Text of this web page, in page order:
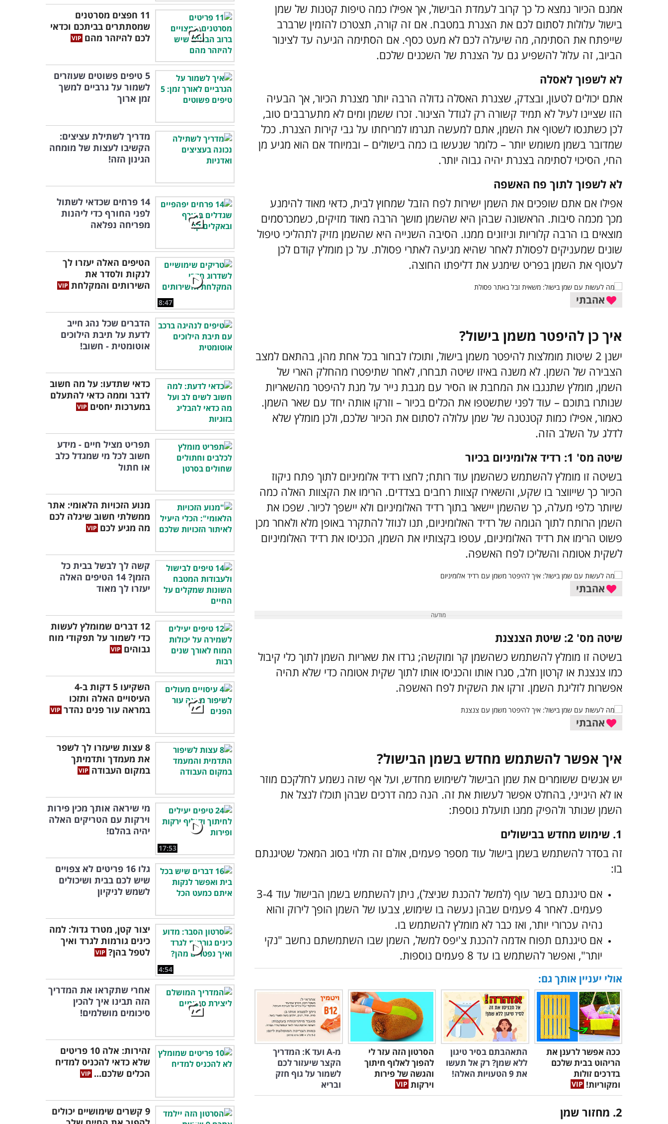
אמנם הכיור נמצא כל כך קרוב לעמדת הבישול, אך אפילו כמה טיפות קטנות של שמן
בישול עלולות לסתום לכם את הצנרת במטבח. אם זה קורה, תצטרכו להזמין שרברב
שייפתח את הסתימה, מה שיעלה לכם לא מעט כסף. אם הסתימה הגיעה עד לצינור
הביוב, זה עלול להשפיע גם על הצנרת של השכנים שלכם.
לא לשפוך לאסלה
אתם יכולים לטעון, ובצדק, שצנרת האסלה גדולה הרבה יותר מצנרת הכיור, אך הבעיה
הזו שציינו לעיל לא תמיד קשורה רק לגודל הצינור. זכרו ששמן ומים לא מתערבבים טוב,
לכן כשתנסו לשטוף את השמן, אתם למעשה תגרמו למריחתו על גבי קירות הצנרת. ככל
שמדובר בשמן משומש יותר – כלומר שנעשו בו כמה בישולים – ובמיוחד אם הוא מגיע מן
החי, הסיכוי לסתימה בצנרת יהיה גבוה יותר.
לא לשפוך לתוך פח האשפה
אפילו אם אתם שופכים את השמן ישירות לפח הזבל שמחוץ לבית, כדאי מאוד להימנע
מכך מכמה סיבות. הראשונה שבהן היא שהשמן מושך הרבה מאוד מזיקים, כשמכרסמים
מוצאים בו הרבה קלוריות וניזונים ממנו. הסיבה השנייה היא שהשמן מזיק לתהליכי טיפול
שונים שמעניקים לפסולת לאחר שהיא מגיעה לאתרי פסולת. על כן מומלץ קודם לכן
לעטוף את השמן בפריט שימנע את דליפתו החוצה.
אהבתי
איך כן להיפטר משמן בישול?
ישנן 2 שיטות מומלצות להיפטר משמן בישול, ותוכלו לבחור בכל אחת מהן, בהתאם למצב
הצבירה של השמן. לא משנה באיזו שיטה תבחרו, לאחר שתיפטרו מהחלק הארי של
השמן, מומלץ שתנגבו את המחבת או הסיר עם מגבת נייר על מנת להיפטר מהשאריות
שנותרו בתוכם – עוד לפני שתשטפו את הכלים בכיור – וזרקו אותה יחד עם שאר השמן.
כאמור, אפילו כמות קטנטנה של שמן עלולה לסתום את הכיור שלכם, ולכן מומלץ שלא
לדלג על השלב הזה.
שיטה מס' 1: רדיד אלומיניום בכיור
בשיטה זו מומלץ להשתמש כשהשמן עוד רותח; לחצו רדיד אלומיניום לתוך פתח ניקוז
הכיור כך שייווצר בו שקע, והשאירו קצוות רחבים בצדדים. הרימו את הקצוות האלה כמה
שיותר כלפי מעלה, כך שהשמן יישאר בתוך רדיד האלומיניום ולא יישפך לכיור. שפכו את
השמן הרותח לתוך הגומה של רדיד האלומיניום, תנו לנוזל להתקרר באופן מלא ולאחר מכן
פשוט הרימו את רדיד האלומיניום, עטפו בקצותיו את השמן, הכניסו את רדיד האלומיניום
לשקית אטומה והשליכו לפח האשפה.
אהבתי
שיטה מס' 2: שיטת הצנצנת
בשיטה זו מומלץ להשתמש כשהשמן קר ומוקשה; גרדו את שאריות השמן לתוך כלי קיבול
כמו צנצנת או קרטון חלב, סגרו אותו והכניסו אותו לתוך שקית אטומה כדי שלא תהיה
אפשרות לזליגת השמן. זרקו את השקית לפח האשפה.
אהבתי
איך אפשר להשתמש מחדש בשמן הבישול?
יש אנשים ששומרים את שמן הבישול לשימוש מחדש, ועל אף שזה נשמע לחלקכם מוזר
או לא היגייני, בהחלט אפשר לעשות את זה. הנה כמה דרכים שבהן תוכלו לנצל את
השמן שנותר ולהפיק ממנו תועלת נוספת:
1. שימוש מחדש בבישולים
זה בסדר להשתמש בשמן בישול עוד מספר פעמים, אולם זה תלוי בסוג המאכל שטיגנתם
בו:
אם טיגנתם בשר עוף (למשל להכנת שניצל), ניתן להשתמש בשמן הבישול עוד 3-4
פעמים. לאחר 4 פעמים שבהן נעשה בו שימוש, צבעו של השמן הופך לירוק והוא
נהיה עכרורי יותר, ואז כבר לא מומלץ להשתמש בו.
אם טיגנתם תפוח אדמה להכנת צ'יפס למשל, השמן שבו השתמשתם נחשב "נקי
יותר", ואפשר להשתמש בו עד 8 פעמים נוספות.
אולי יעניין אותך גם:
ככה אפשר לרענן את
הריהוט בבית שלכם
בדרכים זולות
ומקוריות!
התאהבתם בסיר טיגון
ללא שמן? רק אל תעשו
את 9 הטעויות האלה!
הסרטון הזה עזר לי
להפוך לאלוף חיתוך
והגשה של פירות
וירקות
מ-A ועד K: המדריך
הקצר שיעזור לכם
לשמור על גוף חזק
ובריא
2. מחזור שמן
11 חפצים מסרטנים
שמסתתרים בביתכם וכדאי
לכם להיזהר מהם
5 טיפים פשוטים שעוזרים
לשמור על גרביים למשך
זמן ארוך
מדריך לשתילת עציצים:
הקשיבו לעצות של מומחה
הגינון הזה!
14 פרחים שכדאי לשתול
לפני החורף כדי ליהנות
מפריחה נפלאה
8:47
הטיפים האלה יעזרו לך
לנקות ולסדר את
השירותים והמקלחת
הדברים שכל נהג חייב
לדעת על תיבת הילוכים
אוטומטית - חשוב!
כדאי שתדעו: על מה חשוב
לדבר וממה כדאי להתעלם
במערכות יחסים
תפריט מציל חיים - מידע
חשוב לכל מי שמגדל כלב
או חתול
מנוע הזכויות הלאומי: אתר
ממשלתי חשוב שיגלה לכם
מה מגיע לכם
קשה לך לבשל בבית כל
הזמן? 14 הטיפים האלה
יעזרו לך מאוד
12 דברים שמומלץ לעשות
כדי לשמור על תפקודי מוח
גבוהים
השקיעו 5 דקות ב-4
העיסויים האלה ותזכו
במראה עור פנים נהדר
8 עצות שיעזרו לך לשפר
את מעמדך ותדמיתך
במקום העבודה
17:53
מי שיראה אותך מכין פירות
וירקות עם הטריקים האלה
יהיה בהלם!
גלו 16 פריטים לא צפויים
שיש לכם בבית ושיכולים
לשמש לניקיון
4:54
יצור קטן, מטרד גדול: למה
כינים גורמות לגרד ואיך
לטפל בהן?
אחרי שתקראו את המדריך
הזה תבינו איך להכין
סיכומים מושלמים!
זהירות: אלה 10 פריטים
שלא כדאי להכניס למדיח
הכלים שלכם...
9 קשרים שימושיים יכולים